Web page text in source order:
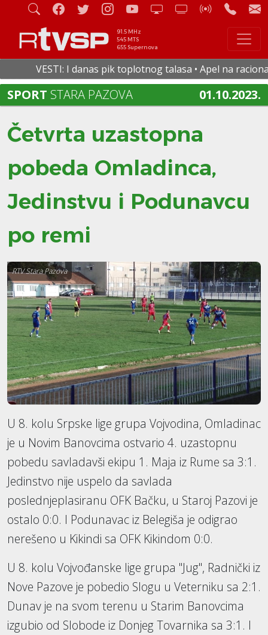
91.5 MHz
545 MTS
655 Supernova
VESTI: I danas pik toplotnog talasa • Apel na
SPORT STARA PAZOVA 01.10.2023.
Četvrta uzastopna
pobeda Omladinca,
Jedinstvu i Podunavcu
po remi
RTV Stara Pazova
U 8. kolu Srpske lige grupa Vojvodina, Omladinac
je u Novim Banovcima ostvario 4. uzastopnu
pobedu savladavši ekipu 1. Maja iz Rume sa 3:1.
Jedinstvo nije uspelo da savlada
poslednjeplasiranu OFK Bačku, u Staroj Pazovi je
ostalo 0:0. I Podunavac iz Belegiša je odigrao
nerešeno u Kikindi sa OFK Kikindom 0:0.
U 8. kolu Vojvođanske lige grupa "Jug", Radnički iz
Nove Pazove je pobedio Slogu u Veterniku sa 2:1.
Dunav je na svom terenu u Starim Banovcima
izgubio od Slobode iz Donjeg Tovarnika sa 3:1. I